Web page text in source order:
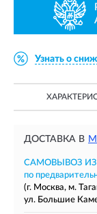
Узнать о
ДОСТАВКА В
САМОВЫВОЗ
по
(г. Москва, м.
ул. Большие